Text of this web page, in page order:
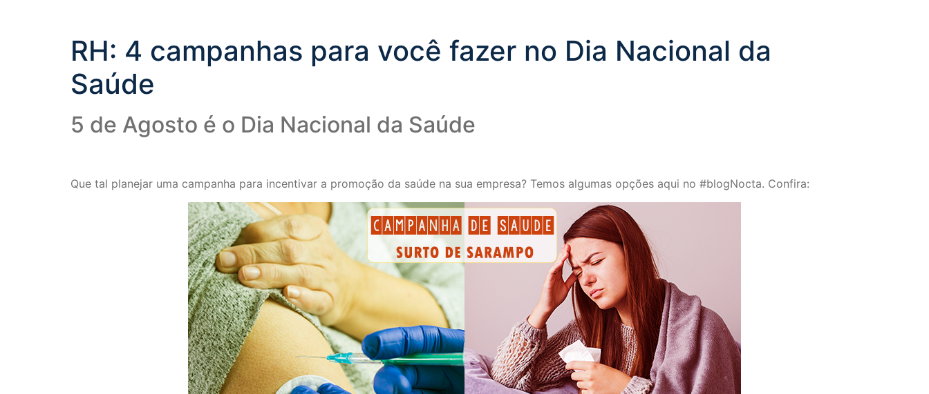
RH: 4 campanhas para você fazer no Dia Nacional da
Saúde
5 de Agosto é o Dia Nacional da Saúde
Que tal planejar uma campanha para incentivar a promoção da saúde na sua empresa? Temos algumas opções aqui no #blogNocta. Confira: